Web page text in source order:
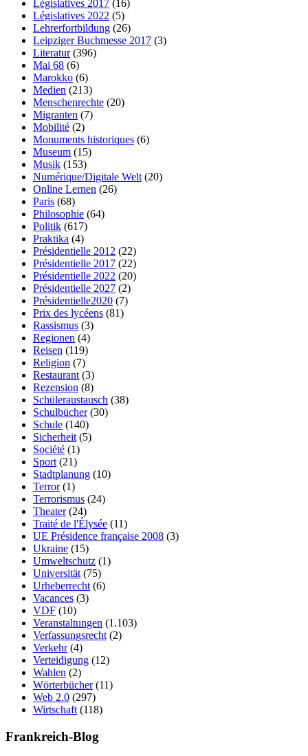
Législatives 2017 (16)
Législatives 2022 (5)
Lehrerfortbildung (26)
Leipziger Buchmesse 2017 (3)
Literatur(396)
Mai 68 (6)
Marokko (6)
Medien (213)
Menschenrechte (20)
Migranten (7)
Mobilité (2)
Monuments historiques (6)
Museum (15)
Musik (153)
Numérique/Digitale Welt (20)
Online Lernen (26)
Paris (68)
Philosophie (64)
Politik (617)
Praktika (4)
Présidentielle 2012 (22)
Présidentielle 2017 (22)
Présidentielle 2022 (20)
Présidentielle 2027 (2)
Présidentielle2020 (7)
Prix des lycéens (81)
Rassismus (3)
Regionen (4)
Reisen (119)
Religion (7)
Restaurant (3)
Rezension (8)
Schüleraustausch (38)
Schulbücher(30)
Schule (140)
Sicherheit (5)
Société (1)
Sport (21)
Stadtplanung (10)
Terror(1)
Terrorismus (24)
Theater(24)
Traité de l'Élysée (11)
UE Présidence française 2008 (3)
Ukraine (15)
Umweltschutz (1)
Universität (75)
Urheberrecht (6)
Vacances (3)
VDF (10)
Veranstaltungen (1.103)
Verfassungsrecht (2)
Verkehr(4)
Verteidigung (12)
Wahlen (2)
Wörterbücher(11)
Web 2.0 (297)
Wirtschaft (118)
Frankreich-Blog